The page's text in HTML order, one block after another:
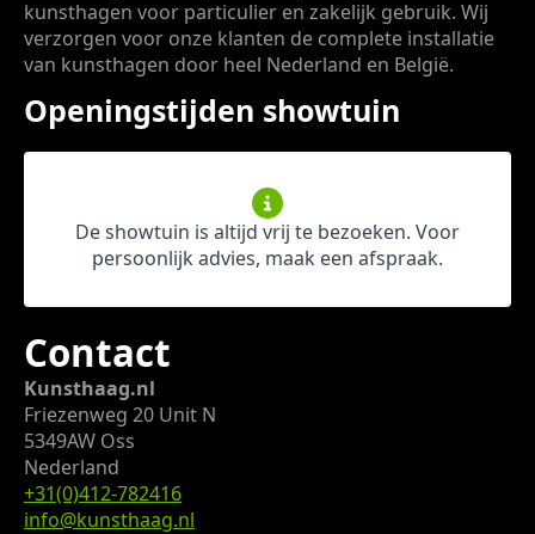
kunsthagen voor particulier en zakelijk gebruik. Wij
verzorgen voor onze klanten de complete installatie
van kunsthagen door heel Nederland en België.
Openingstijden showtuin
De showtuin is altijd vrij te bezoeken. Voor
persoonlijk advies, maak een afspraak.
Contact
Kunsthaag.nl
Friezenweg 20 Unit N
5349AW Oss
Nederland
+31(0)412-782416
info@kunsthaag.nl